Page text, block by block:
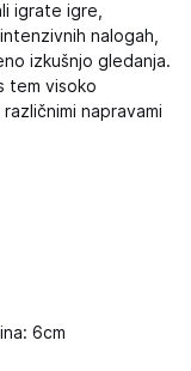
igrate igre,
nalogah,
izkušnjo gledanja.
tem visoko
napravami
6cm